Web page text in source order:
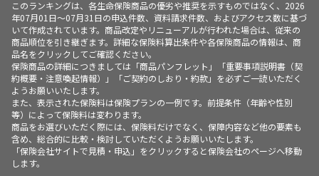
このランキングは、各生命保険商品の優劣や推奨を示すものではなく、2026
年07月01日～07月31日の申込件数、資料請求件数、およびアクセス数に基づ
いて作成されています。商品改定やリニューアルが行われた場合は、従来の
商品順位を引き継ぎます。詳細な保険料算出条件や各保険商品の情報は、商
品名をクリックしてご確認ください。
保険商品の詳細につきましては「商品パンフレット」「重要事項説明書（契
約概要・注意喚起情報）」「ご契約のしおり・約款」を必ずご一読いただく
ようお願いいたします。
また、表示された保険料は保険プランの一例です。前提条件（年齢や性別
等）によって保険料は変わります。
商品をお選びいただく際には、保険料だけでなく、保障内容など他の要素も
含め、総合的に比較・検討していただくようお願いいたします。
「保険会社サイトで見積・申込」をクリックすると保険会社のページへ移動
します。